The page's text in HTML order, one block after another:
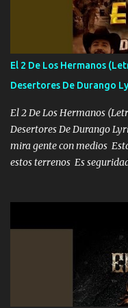
Francia ropa de 100.000
repleta de presidentes la
cuenta chequeen gráficas
El 2 De Los Hermanos
Desertores De Durango
El 2 De Los Hermanos
Desertores De Durango
mira gente con medios
estos terrenos Es
ni tampoco las mujeres
que estar alegres doy las
Música Si es que salta
ahí está el Hombre
cualquier problema no